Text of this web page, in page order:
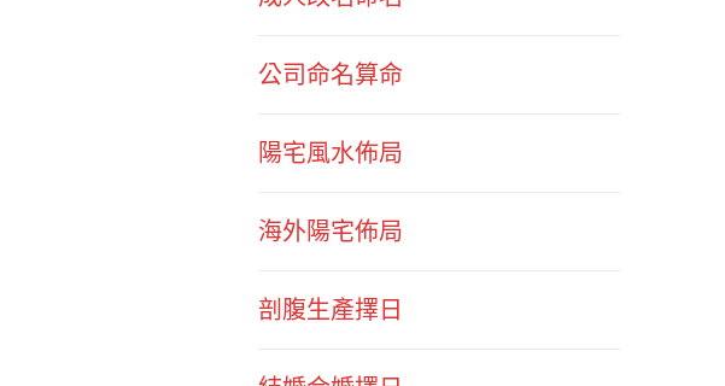
公司命名算命
陽宅風水佈局
海外陽宅佈局
剖腹生產擇日